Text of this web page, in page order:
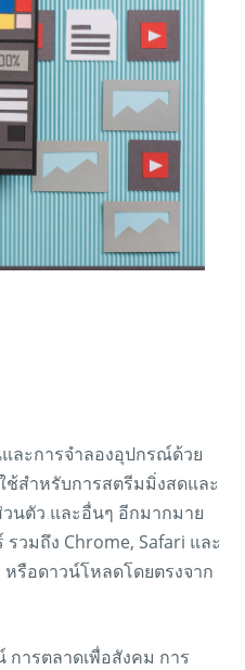
ละการจำลองอุปกรณ์ด้วย
ช้สำหรับการสตรีมมิ่งสดและ
นตัว และอื่นๆ อีกมากมาย
รวมถึง Chrome, Safari และ
หรือดาวน์โหลดโดยตรงจาก
ารตลาดเพื่อสังคม การ